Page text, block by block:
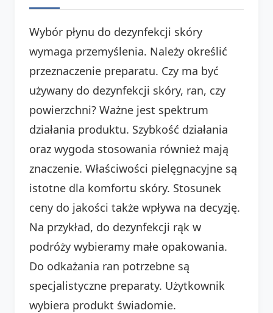
Wybór płynu do dezynfekcji skóry
wymaga przemyślenia. Należy określić
przeznaczenie preparatu. Czy ma być
używany do dezynfekcji skóry, ran, czy
powierzchni? Ważne jest spektrum
działania produktu. Szybkość działania
oraz wygoda stosowania również mają
znaczenie. Właściwości pielęgnacyjne są
istotne dla komfortu skóry. Stosunek
ceny do jakości także wpływa na decyzję.
Na przykład, do dezynfekcji rąk w
podróży wybieramy małe opakowania.
Do odkażania ran potrzebne są
specjalistyczne preparaty. Użytkownik
wybiera produkt świadomie.